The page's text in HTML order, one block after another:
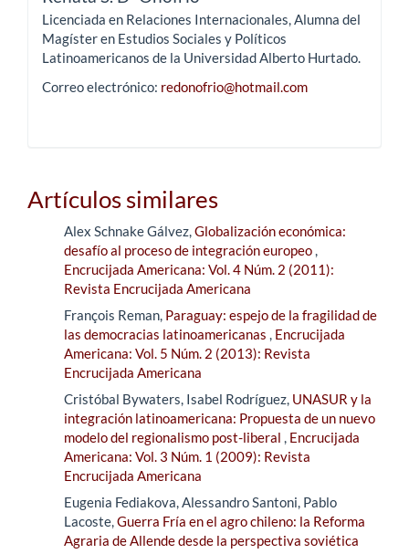
Licenciada en Relaciones Internacionales, Alumna del
Magíster en Estudios Sociales y Políticos
Latinoamericanos de la Universidad Alberto Hurtado.
Correo electrónico: redonofrio@hotmail.com
Artículos similares
Alex Schnake Gálvez,Globalización económica:
desafío al proceso de integración europeo,
Encrucijada Americana: Vol. 4 Núm. 2 (2011):
Revista Encrucijada Americana
François Reman, Paraguay: espejo de la fragilidad de
las democracias latinoamericanas , Encrucijada
Americana: Vol. 5 Núm. 2 (2013): Revista
Encrucijada Americana
Cristóbal Bywaters, Isabel Rodríguez, UNASUR y la
integración latinoamericana: Propuesta de un nuevo
modelo del regionalismo post-liberal , Encrucijada
Americana: Vol. 3 Núm. 1 (2009): Revista
Encrucijada Americana
Eugenia Fediakova, Alessandro Santoni, Pablo
Lacoste,Guerra Fría en el agro chileno: la Reforma
Agraria de Allende desde la perspectiva soviética